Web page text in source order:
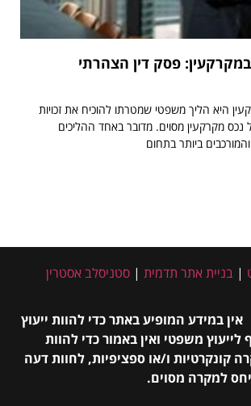
פסק דין הצהרתי
היא הליך משפטי שמטרתו להוכיח את זכויות
מקרקעין מסוים. מדובר באחד ההליכים
ביותר בתחום
| בניית אתר תדמית | סטניסלב אסטרין
במידע המופיע באתר כדי להוות ייעוץ
משפטי ואין באמור כדי להוות
קונקרטיות ו/או ספציפיות, לחוות דעה
למקרה מסוים.